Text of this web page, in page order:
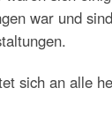
war und
sich an alle